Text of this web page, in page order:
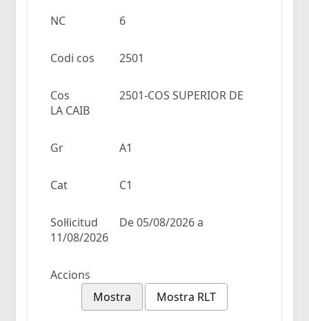
NC 6
Codi cos 2501
Cos
2501-COS SUPERIOR DE
LA CAIB
Gr A1
Cat C1
Sol·licitud
De 05/08/2026 a
11/08/2026
Accions
Mostra
Mostra RLT